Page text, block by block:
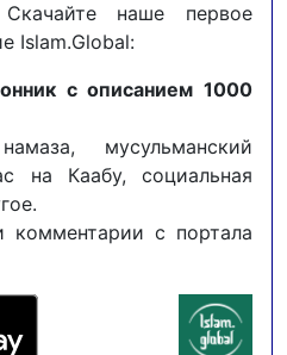
наше первое
Islam.Global:
с описанием 1000
мусульманский
на Каабу, социальная
комментарии с портала